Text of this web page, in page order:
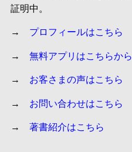
証明中。
→ プロフィールはこちら
→ 無料アプリはこちらから
→ お客さまの声はこちら
→ お問い合わせはこちら
→ 著書紹介はこちら